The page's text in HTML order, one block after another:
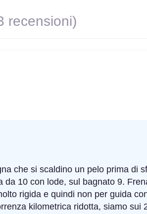
recensioni)
che si scaldino un pelo prima di
da 10 con lode, sul bagnato 9.
rigida e quindi non per guida
kilometrica ridotta, siamo sui